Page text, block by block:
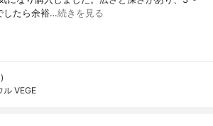
したら余裕…続きを見る
ル VEGE